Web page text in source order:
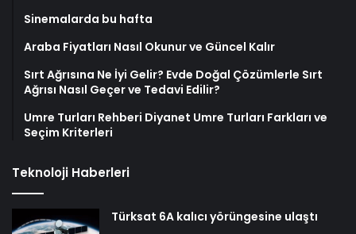
Sinemalarda bu hafta
Araba Fiyatları Nasıl Okunur ve Güncel Kalır
Sırt Ağrısına Ne İyi Gelir? Evde Doğal Çözümlerle Sırt
Ağrısı Nasıl Geçer ve Tedavi Edilir?
Umre Turları Rehberi Diyanet Umre Turları Farkları ve
Seçim Kriterleri
Teknoloji Haberleri
Türksat 6A kalıcı yörüngesine ulaştı